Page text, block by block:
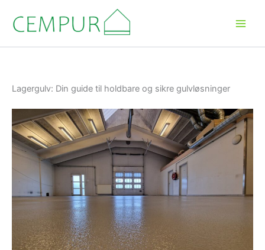
indholdet
Lagergulv: Din guide til holdbare og sikre gulvløsninger